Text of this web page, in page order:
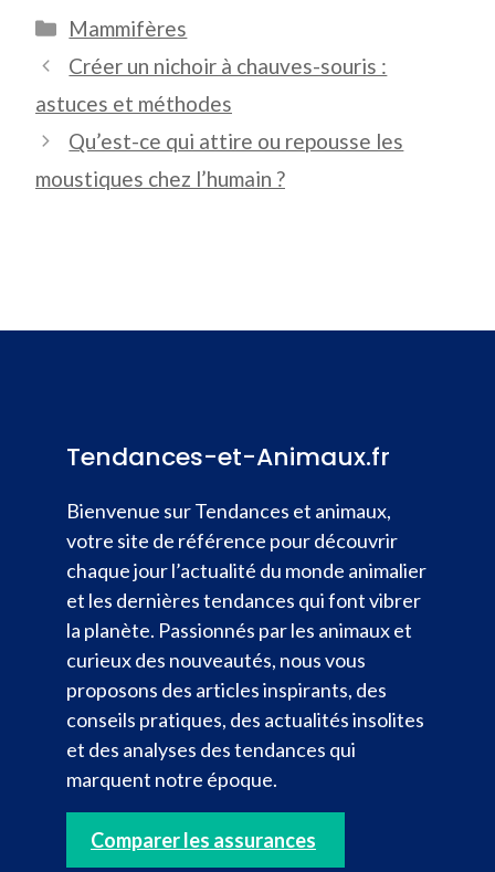
Catégories
Mammifères
Créer un nichoir à chauves-souris :
astuces et méthodes
Qu’est-ce qui attire ou repousse les
moustiques chez l’humain ?
Tendances-et-Animaux.fr
Bienvenue sur Tendances et animaux,
votre site de référence pour découvrir
chaque jour l’actualité du monde animalier
et les dernières tendances qui font vibrer
la planète. Passionnés par les animaux et
curieux des nouveautés, nous vous
proposons des articles inspirants, des
conseils pratiques, des actualités insolites
et des analyses des tendances qui
marquent notre époque.
Comparer les assurances